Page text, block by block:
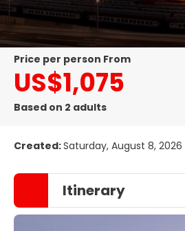
price per person From
US$1,075
Based on 2 adults
Created:Saturday, August 8, 2026
Itinerary